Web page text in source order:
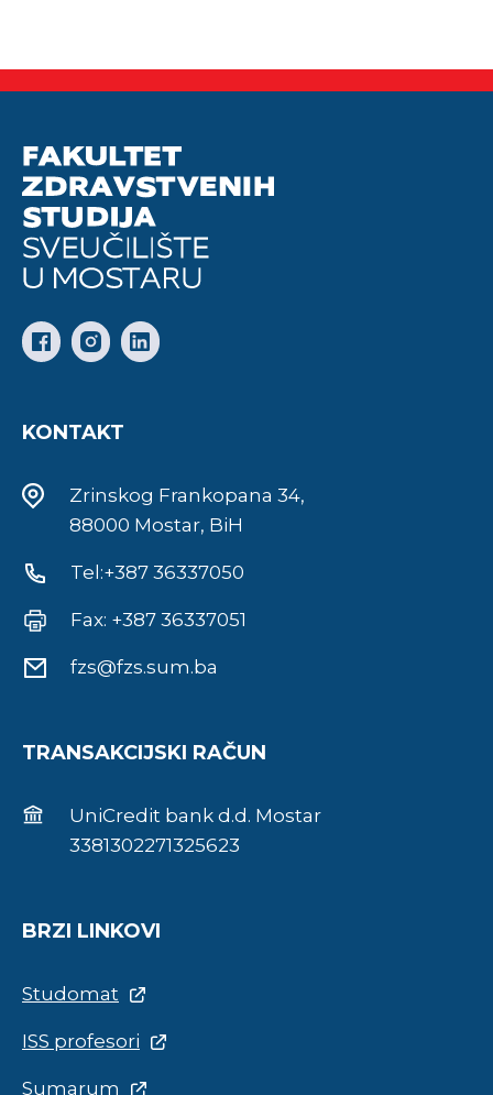
KONTAKT
Zrinskog Frankopana 34,
88000 Mostar, BiH
Tel:+387 36337050
Fax: +387 36337051
fzs@fzs.sum.ba
TRANSAKCIJSKI RAČUN
UniCredit bank d.d. Mostar
3381302271325623
BRZI LINKOVI
Studomat
ISS profesori
Sumarum